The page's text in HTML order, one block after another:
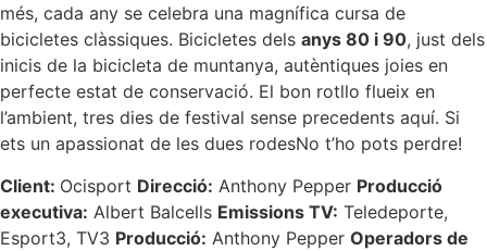
més, cada any se celebra una magnífica cursa de
bicicletes clàssiques. Bicicletes dels anys 80 i 90, just dels
inicis de la bicicleta de muntanya, autèntiques joies en
perfecte estat de conservació. El bon rotllo flueix en
l’ambient, tres dies de festival sense precedents aquí. Si
ets un apassionat de les dues rodesNo t’ho pots perdre!
Client: Ocisport Direcció: Anthony Pepper Producció
executiva: Albert Balcells Emissions TV: Teledeporte,
Esport3, TV3 Producció: Anthony Pepper Operadors de